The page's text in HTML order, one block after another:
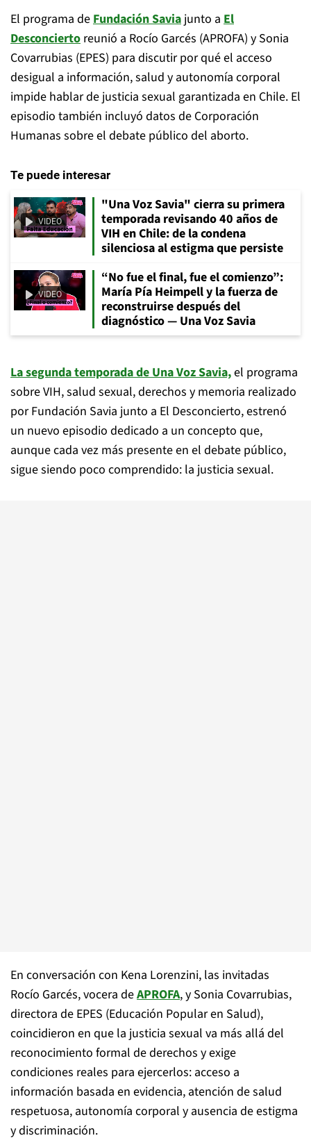
El programa deFundación Savia junto a El
Desconcierto reunió a Rocío Garcés (APROFA) y Sonia
Covarrubias (EPES) para discutir por qué el acceso
desigual a información, salud y autonomía corporal
impide hablar de justicia sexual garantizada en Chile. El
episodio también incluyó datos de Corporación
Humanas sobre el debate público del aborto.
Te puede interesar
VIDEO
"Una Voz Savia" cierra su primera
temporada revisando 40 años de
VIH en Chile: de la condena
silenciosa al estigma que persiste
VIDEO
“No fue el final, fue el comienzo”:
María Pía Heimpell y la fuerza de
reconstruirse después del
diagnóstico — Una Voz Savia
La segunda temporada de Una Voz Savia,el programa
sobre VIH, salud sexual, derechos y memoria realizado
por Fundación Savia junto a El Desconcierto, estrenó
un nuevo episodio dedicado a un concepto que,
aunque cada vez más presente en el debate público,
sigue siendo poco comprendido: la justicia sexual.
En conversación con Kena Lorenzini, las invitadas
Rocío Garcés, vocera deAPROFA, y Sonia Covarrubias,
directora de EPES (Educación Popular en Salud),
coincidieron en que la justicia sexual va más allá del
reconocimiento formal de derechos y exige
condiciones reales para ejercerlos: acceso a
información basada en evidencia, atención de salud
respetuosa, autonomía corporal y ausencia de estigma
y discriminación.